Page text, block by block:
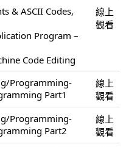
& ASCII Codes,
Program –
Code Editing
線上
觀看
Programming-
Part1
線上
觀看
Programming-
Part2
線上
觀看